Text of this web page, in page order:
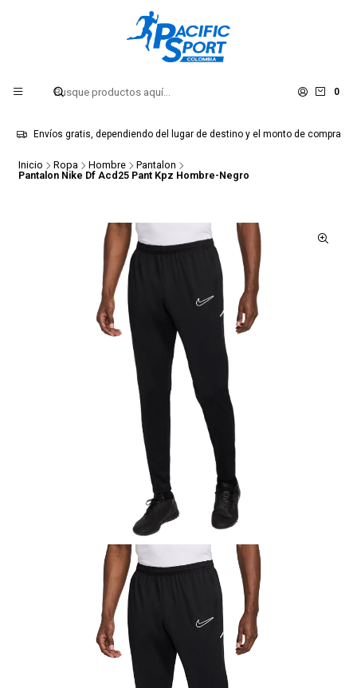
0
Envíos gratis, dependiendo del lugar de destino y el monto de compra
Inicio Ropa Hombre
Pantalon
Pantalon Nike Df Acd25 Pant Kpz Hombre-Negro